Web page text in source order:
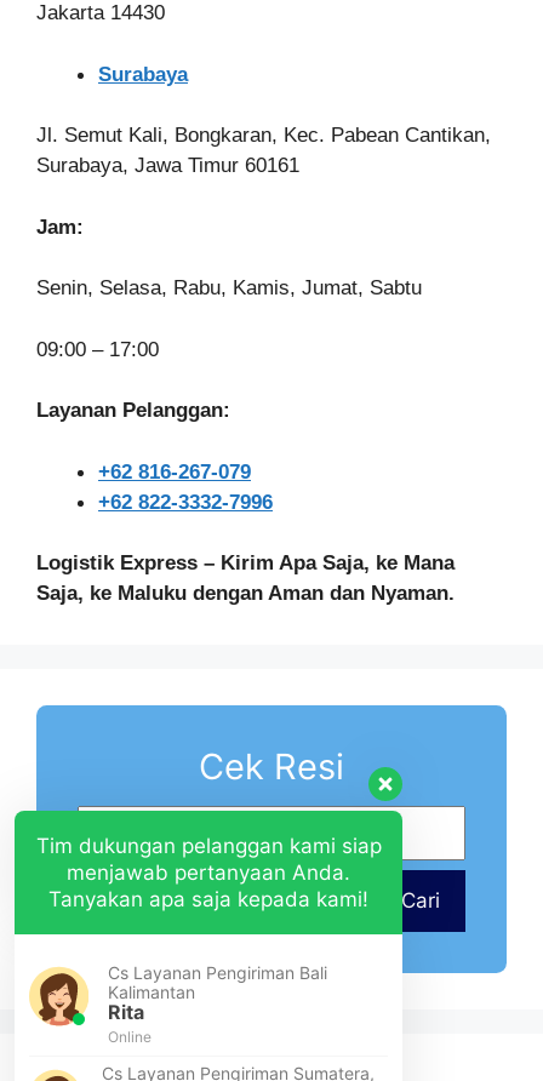
Jakarta 14430
Surabaya
Jl. Semut Kali, Bongkaran, Kec. Pabean Cantikan,
Surabaya, Jawa Timur 60161
Jam:
Senin, Selasa, Rabu, Kamis, Jumat, Sabtu
09:00 – 17:00
Layanan Pelanggan:
+62 816-267-079
+62 822-3332-7996
Logistik Express – Kirim Apa Saja, ke Mana
Saja, ke Maluku dengan Aman dan Nyaman.
Cek Resi
Cari
Tim dukungan pelanggan kami siap
menjawab pertanyaan Anda.
Tanyakan apa saja kepada kami!
Cs Layanan Pengiriman Bali
Kalimantan
Rita
Online
Cs Layanan Pengiriman Sumatera,